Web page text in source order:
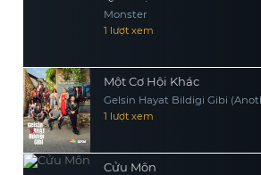
Monster
1 lượt xem
Một Cơ Hội Khác
Gelsin Hayat Bildigi Gibi
1 lượt xem
Cửu Môn